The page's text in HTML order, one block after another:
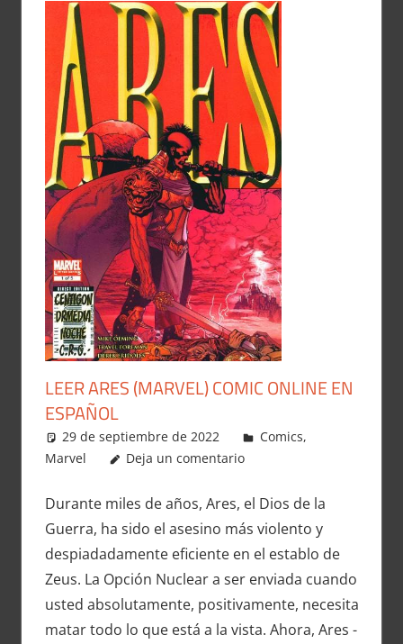
LEER ARES (MARVEL) COMIC ONLINE EN
ESPAÑOL
29 de septiembre de 2022 Carlitox Banana
Comics,
Marvel
Deja un comentario
Durante miles de años, Ares, el Dios de la
Guerra, ha sido el asesino más violento y
despiadadamente eficiente en el establo de
Zeus. La Opción Nuclear a ser enviada cuando
usted absolutamente, positivamente, necesita
matar todo lo que está a la vista. Ahora, Ares -